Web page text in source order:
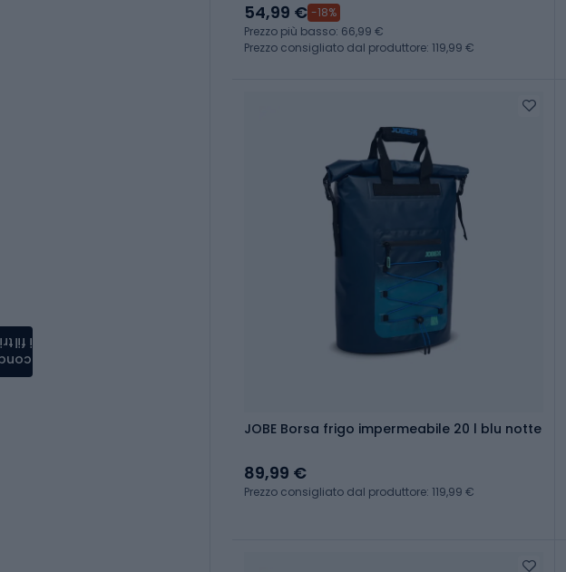
54,99 € -18%
Prezzo più basso: 66,99 €
Prezzo consigliato dal produttore: 119,99 €
JOBE Borsa frigo impermeabile 20 l blu notte
89,99 €
Prezzo consigliato dal produttore: 119,99 €
i filtri